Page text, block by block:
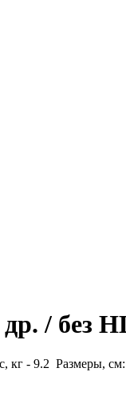
др. / без
кг - 9.2 Размеры,